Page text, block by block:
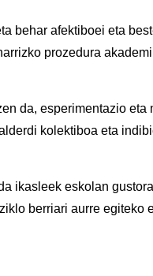
behar afektiboei eta
prozedura
da, esperimentazio
kolektiboa eta
ikasleek eskolan
berriari aurre egiteko